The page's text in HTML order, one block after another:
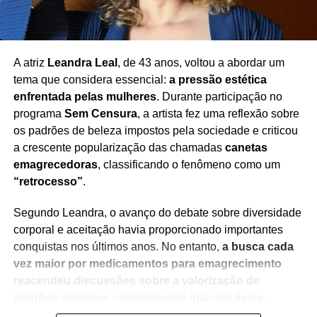
Redação Saiba+
TÓPICOS RELACIONADOS
ATRIZ RECUSA FOTO
COMPORTAMENTO CELEBRIDADES FÃS
DRICA MORAES FÃ
EVENTO RIO DE JANEIRO ATRIZ
VÍDEO VIRAL DRICA MORAES
VIRAL INTERNET BRASIL
PRÓXIMO
Herbert Vianna surpreende fãs em shopping de
Salvador
brasileiro sair sem Oscar
A atriz Leandra Leal , de 43 anos, voltou a abordar um
tema que considera essencial: a pressão estética
enfrentada pelas mulheres. Durante participação no
programa Sem Censura, a artista fez uma reflexão sobre
os padrões de beleza impostos pela sociedade e criticou
a crescente popularização das chamadas canetas
emagrecedoras, classificando o fenômeno como um
“retrocesso”.
Segundo Leandra, o avanço do debate sobre diversidade
corporal e aceitação havia proporcionado importantes
conquistas nos últimos anos. No entanto, a busca cada
vez maior por medicamentos para emagrecimento
reacendeu discussões sobre a valorização de
especialmente para as mulheres.